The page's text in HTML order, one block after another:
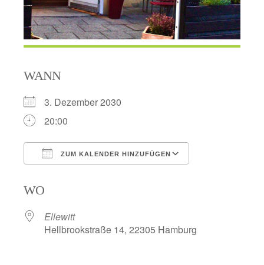
WANN
3. Dezember 2030
20:00
ZUM KALENDER HINZUFÜGEN
WO
Ellewitt
Hellbrookstraße 14, 22305 Hamburg